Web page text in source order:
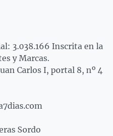
3.038.166 Inscrita en la
y Marcas.
Carlos I, portal 8, nº 4
Sordo